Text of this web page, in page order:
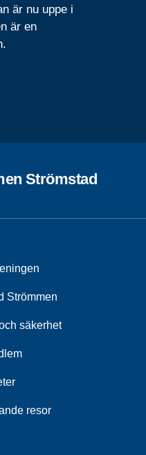
är nu uppe i
är en
Strömstad
Strömmen
säkerhet
resor